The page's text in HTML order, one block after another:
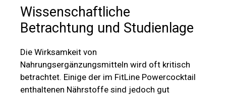
Wissenschaftliche
Betrachtung und Studienlage
Die Wirksamkeit von
Nahrungsergänzungsmitteln wird oft kritisch
betrachtet. Einige der im FitLine Powercocktail
enthaltenen Nährstoffe sind jedoch gut